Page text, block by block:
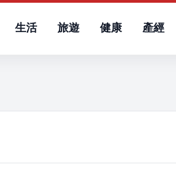
生活 旅遊 健康 產經